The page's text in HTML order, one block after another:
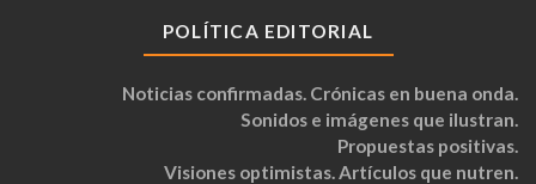
POLÍTICA EDITORIAL
Noticias confirmadas. Crónicas en buena onda.
Sonidos e imágenes que ilustran.
Propuestas positivas.
Visiones optimistas. Artículos que nutren.